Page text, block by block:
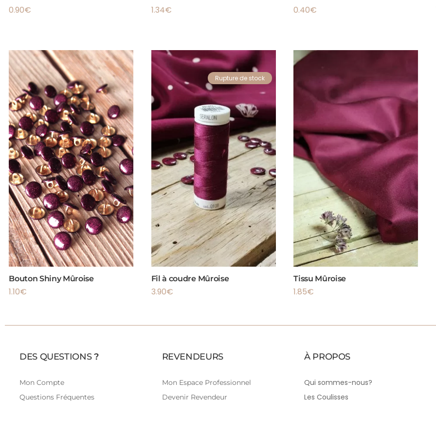
0.90€ 1.34€ 0.40€
Bouton Shiny Mûroise
1.10€
Rupture de stock
Fil à coudre Mûroise
3.90€
Tissu Mûroise
1.85€
DES QUESTIONS?
Mon Compte
Questions Fréquentes
REVENDEURS
Mon Espace Professionnel
Devenir Revendeur
À PROPOS
Qui sommes-nous?
Les Coulisses